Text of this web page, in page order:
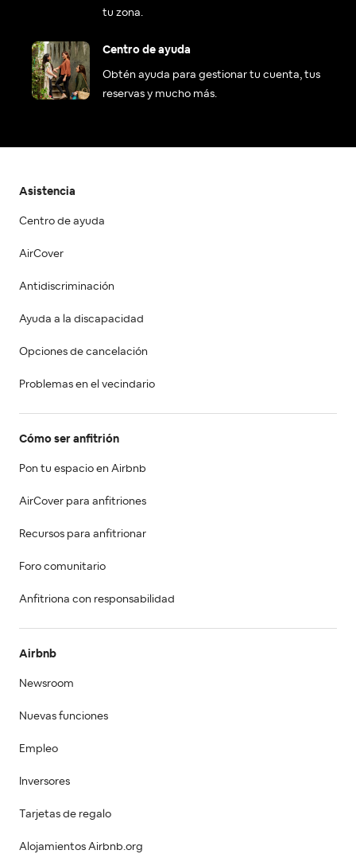
tu zona.
Centro de ayuda
Obtén ayuda para gestionar tu cuenta, tus
reservas y mucho más.
Asistencia
Centro de ayuda
AirCover
Antidiscriminación
Ayuda a la discapacidad
Opciones de cancelación
Problemas en el vecindario
Cómo ser anfitrión
Pon tu espacio en Airbnb
AirCover para anfitriones
Recursos para anfitrionar
Foro comunitario
Anfitriona con responsabilidad
Airbnb
Newsroom
Nuevas funciones
Empleo
Inversores
Tarjetas de regalo
Alojamientos Airbnb.org